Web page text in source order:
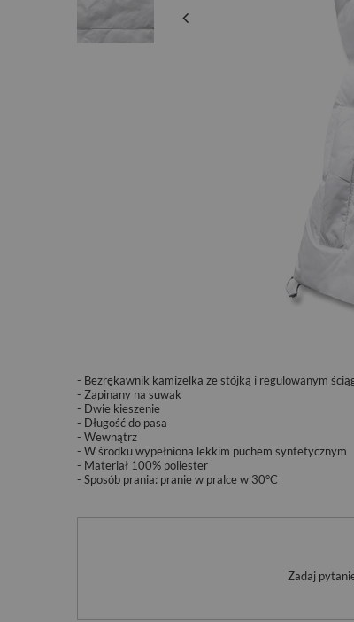
- Bezrękawnik kamizelka ze stójką i regulowanym
- Zapinany na suwak
- Dwie kieszenie
- Długość do pasa
- Wewnątrz
- W środku wypełniona lekkim puchem syntetycznym
- Materiał 100% poliester
- Sposób prania: pranie w pralce w 30°C
Zadaj